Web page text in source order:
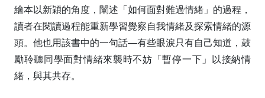
繪本以新穎的角度，闡述「如何面對難過情緒」的過程，
讀者在閱讀過程能重新學習覺察自我情緒及探索情緒的源
頭。他也用該書中的一句話—有些眼淚只有自己知道，鼓
勵聆聽同學面對情緒來襲時不妨「暫停一下」以接納情
緒，與其共存。